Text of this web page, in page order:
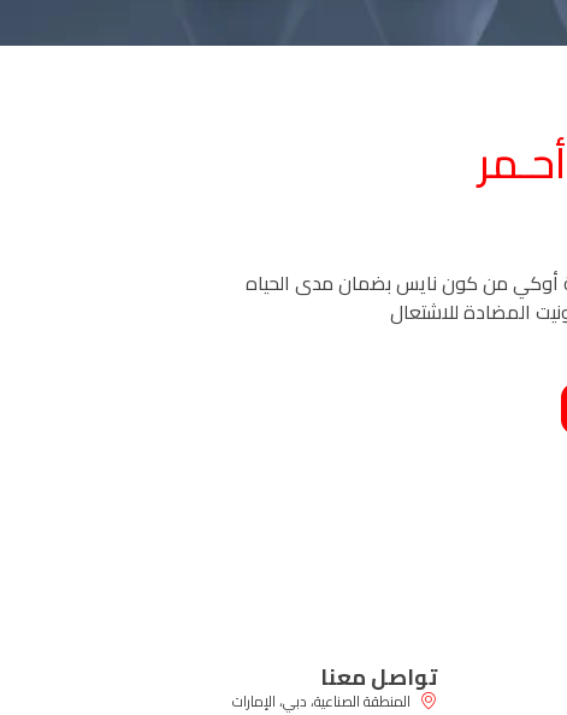
أوكي من كون نايس بضمان مدى الحياه
المضادة للاشتعال
تواصل معنا
المنطقة الصناعية، دبي، الإمارات